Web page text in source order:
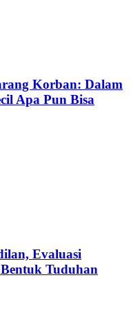
Korban: Dalam
Apa Pun Bisa
Evaluasi
Tuduhan